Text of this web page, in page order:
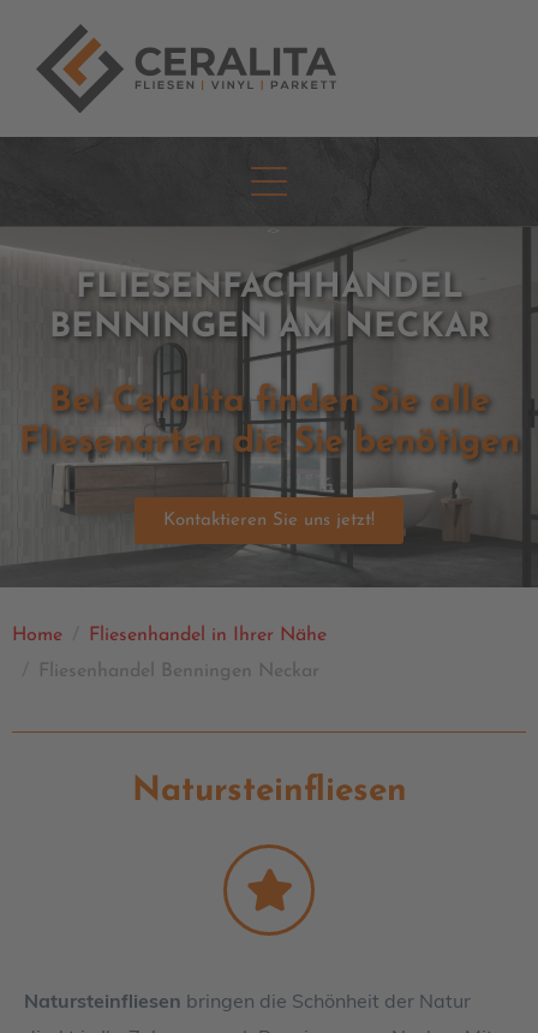
FLIESENFACHHANDEL
BENNINGEN AM NECKAR
Bei Ceralita finden Sie alle
Fliesenarten die Sie benötigen
Kontaktieren Sie uns jetzt!
Home
Fliesenhandel in Ihrer Nähe
Fliesenhandel Benningen Neckar
Natursteinfliesen
Natursteinfliesen bringen die Schönheit der Natur